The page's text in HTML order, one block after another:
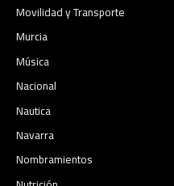
Movilidad y Transporte
Murcia
Música
Nacional
Nautica
Navarra
Nombramientos